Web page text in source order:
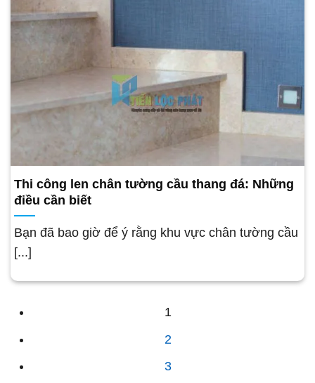
Thi công len chân tường cầu thang đá: Những
điều cần biết
Bạn đã bao giờ để ý rằng khu vực chân tường cầu
[...]
1
2
3